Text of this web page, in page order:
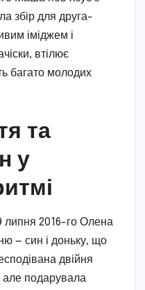
збір для друга-
іміджем і
втілює
багато молодих
та
у
липня 2016-го Олена
— син і доньку, що
двійня
але подарувала